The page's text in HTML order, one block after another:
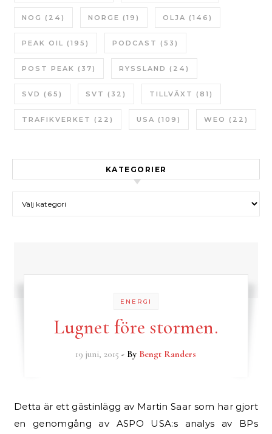
NOG (24) NORGE (19) OLJA (146)
PEAK OIL (195) PODCAST (53)
POST PEAK (37) RYSSLAND (24)
SVD (65) SVT (32) TILLVÄXT (81)
TRAFIKVERKET (22) USA (109) WEO (22)
KATEGORIER
ENERGI
Lugnet före stormen.
19 juni, 2015 - By Bengt Randers
Detta är ett gästinlägg av Martin Saar som har gjort
en genomgång av ASPO USA:s analys av BPs